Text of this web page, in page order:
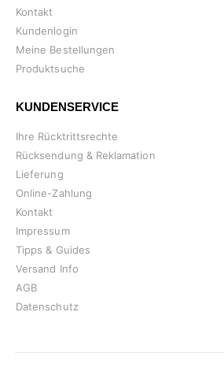
Kontakt
Kundenlogin
Meine Bestellungen
Produktsuche
KUNDENSERVICE
Ihre Rücktrittsrechte
Rücksendung & Reklamation
Lieferung
Online-Zahlung
Kontakt
Impressum
Tipps & Guides
Versand Info
AGB
Datenschutz